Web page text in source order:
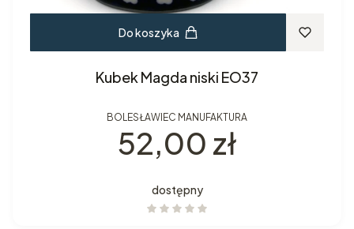
Do koszyka
Kubek Magda niski EO37
BOLESŁAWIEC MANUFAKTURA
Cena
52,00 zł
dostępny